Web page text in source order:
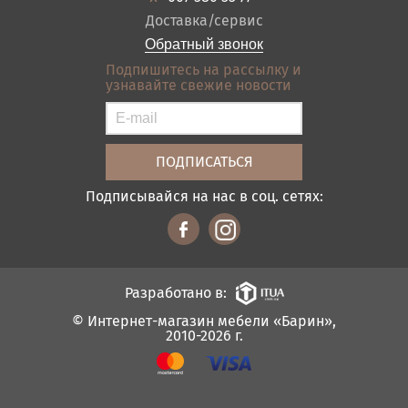
Акции
Оплата и доставка
Отзывы
Контакты
Карта сайта
Условия покупки
Доставка/сервис
Обратный звонок
Подпишитесь на рассылку и
узнавайте свежие новости
Подписывайся на нас в соц. сетях:
© Интернет-магазин мебели «Барин»,
2010-2026 г.
Разработано в: